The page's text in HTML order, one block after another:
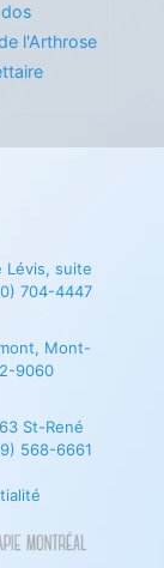
l'Arthrose
Lévis, suite
704-4447
Mont-
9060
St-René
568-6661